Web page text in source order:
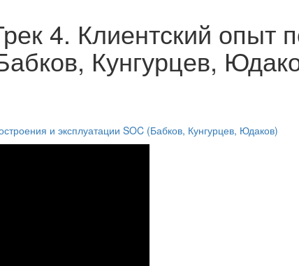
4. Клиентский опыт
Кунгурцев,
и эксплуатации SOC (Бабков, Кунгурцев, Юдаков)